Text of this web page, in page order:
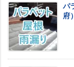
パ
府）